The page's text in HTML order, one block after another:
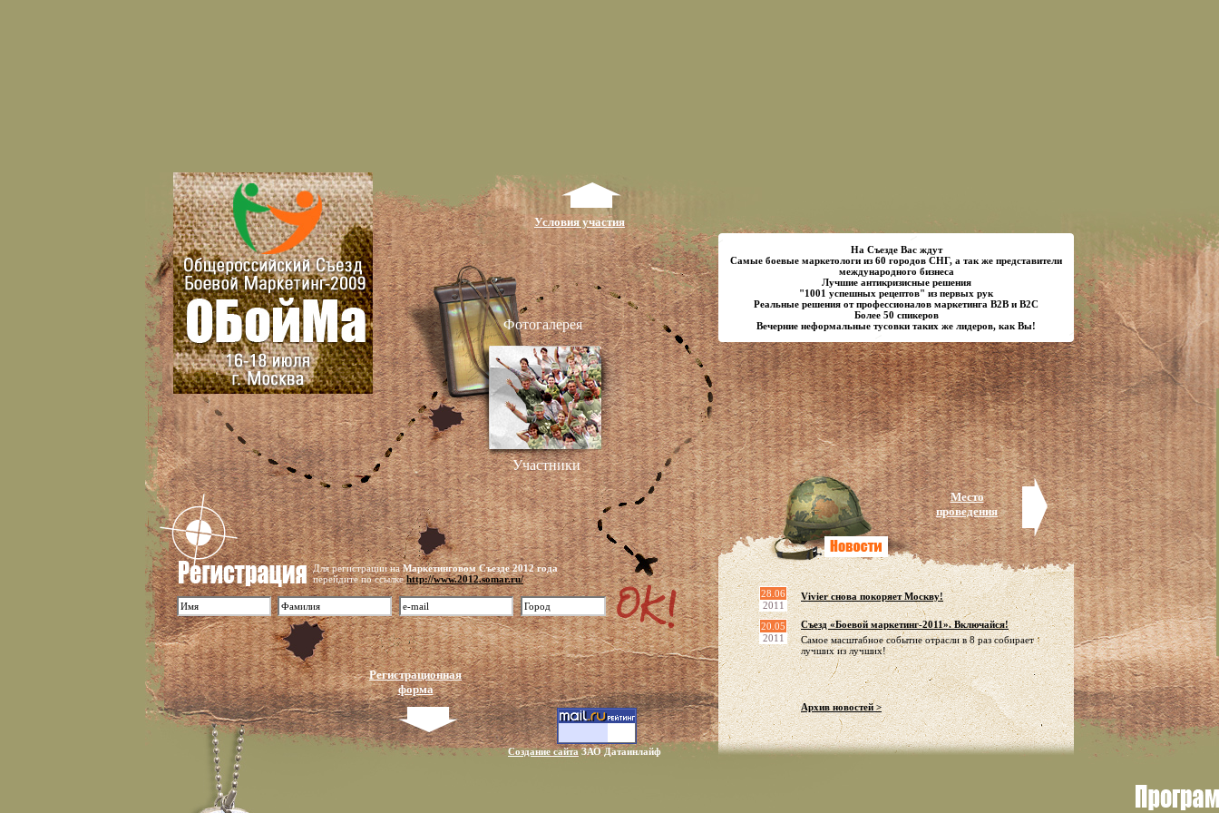
На Съезде Вас ждут
Самые боевые маркетологи из 60 городов СНГ, а так же представители
международного бизнеса
Лучшие антикризисные решения
"1001 успешных рецептов" из первых рук
Реальные решения от профессионалов маркетинга B2B и B2C
Более 50 спикеров
Вечерние неформальные тусовки таких же лидеров, как Вы!
Создание сайта ЗАО Датаинлайф
Для регистрации наМаркетинговом Съезде 2012 года
перейдите по ссылкеhttp://www.2012.somar.ru/
Условия участия
Место
проведения
Регистрационная
форма
Фотогалерея
Участники
28.06
2011
Vivier снова покоряет Москву!
20.05
2011
Съезд «Боевой маркетинг-2011». Включайся!
Самое масштабное событие отрасли в 8 раз собирает
лучших из лучших!
Архив новостей >